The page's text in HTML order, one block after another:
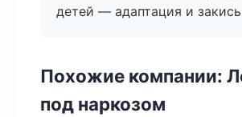
детей — адаптация и закись
Похожие компании:
под наркозом